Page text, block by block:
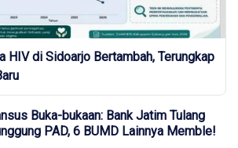
HIV di Sidoarjo Bertambah, Terungkap
Buka-bukaan: Bank Jatim Tulang
PAD, 6 BUMD Lainnya Memble!